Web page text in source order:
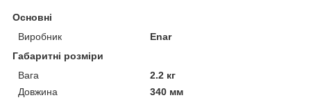
Основні
Виробник
Enar
Габаритні розміри
Вага
2.2 кг
Довжина
340 мм